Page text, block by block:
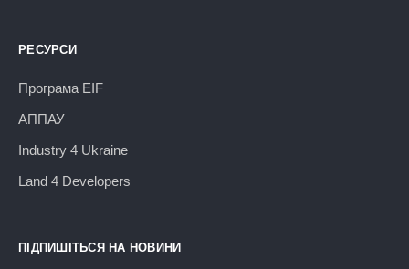
РЕСУРСИ
Програма EIF
АППАУ
Industry 4 Ukraine
Land 4 Developers
ПІДПИШІТЬСЯ НА НОВИНИ